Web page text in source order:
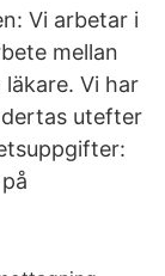
Vi arbetar i
mellan
Vi har
utefter